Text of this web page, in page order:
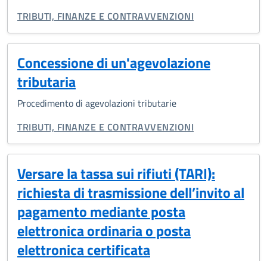
CATEGORIA CORRELATA:
TRIBUTI, FINANZE E CONTRAVVENZIONI
Concessione di un'agevolazione
tributaria
Procedimento di agevolazioni tributarie
CATEGORIA CORRELATA:
TRIBUTI, FINANZE E CONTRAVVENZIONI
Versare la tassa sui rifiuti (TARI):
richiesta di trasmissione dell’invito al
pagamento mediante posta
elettronica ordinaria o posta
elettronica certificata